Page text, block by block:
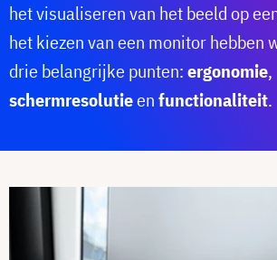
het visualiseren van het beeld op
het kiezen van een monitor hebben
drie belangrijke punten:ergonomie,
schermresolutieenfunctionaliteit.